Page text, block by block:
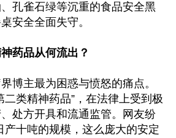
孔雀石绿等沉重的食品安全黑
安全全面失守。
药品从何流出？
博主最为困惑与愤怒的痛点。
二类精神药品”，在法律上受到极
处方开具和流通监管。网友纷
产十吨的规模，这么庞大的安定